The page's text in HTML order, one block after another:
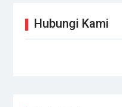
Hubungi Kami